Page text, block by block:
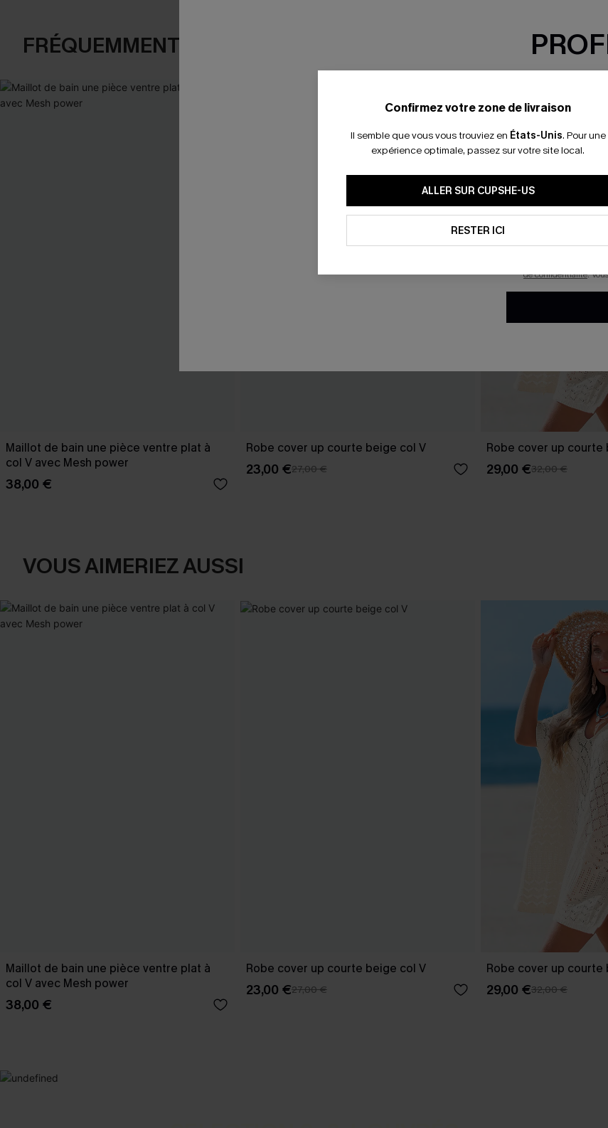
FRÉQUEMMENT ACHETÉS ENSEMBLE
Maillot de bain une pièce ventre plat à
col V avec Mesh power
38,00 €
Robe cover up courte beige col V
23,00 €27,00 €
Robe cover up
29,00 €32,00 €
VOUS AIMERIEZ AUSSI
Maillot de bain une pièce ventre plat à
col V avec Mesh power
38,00 €
Robe cover up courte beige col V
23,00 €27,00 €
Robe cover up
29,00 €32,00 €
Confirmez votre zone de livraison
Il semble que vous vous trouviez en États-Unis. Pour une
expérience optimale, passez sur votre site local.
ALLER SUR CUPSHE-US
RESTER ICI
-15%
*Un code par
En soumettant votre
mails marketing (y
reconnaissez avoir
pouvons utiliser les
technologies de
savoir si ceux-ci ont
personnaliser nos
produits susceptibles
de confidentialité.